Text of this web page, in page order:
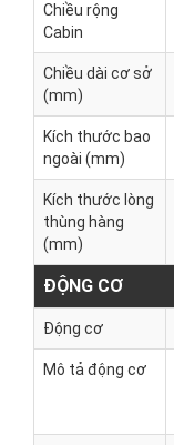
Chiều rộng
Cabin
Chiều dài cơ sở
(mm)
Kích thước bao
ngoài (mm)
Kích thước lòng
thùng hàng
(mm)
ĐỘNG CƠ
Động cơ
Mô tả động cơ